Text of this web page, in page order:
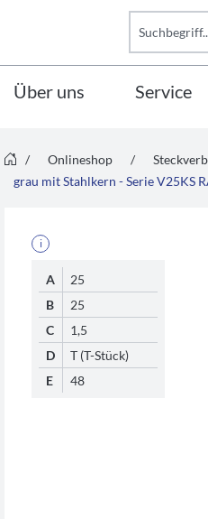
Über uns Service
/ Onlineshop /
grau mit Stahlkern - Serie V25KS
i
A
25
B
25
C
1,5
D
T (T-Stück)
E
48